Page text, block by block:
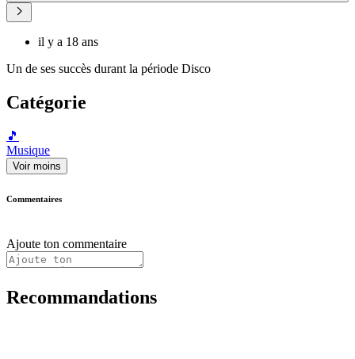
il y a 18 ans
Un de ses succès durant la période Disco
Catégorie
🎵
Musique
Voir moins
Commentaires
Ajoute ton commentaire
Recommandations